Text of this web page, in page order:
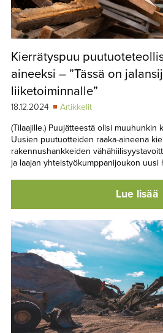
Kierrätyspuu
aineeksi – ”Tässä on
liiketoiminnalle”
18.12.2024
Artikkelit
(Tilaajille.) Puujätteestä olisi muuhunkin
Uusien puutuotteiden raaka-aineena
rakennushankkeiden
ja laajan yhteistyökumppanijoukon uusi
Lue lisää